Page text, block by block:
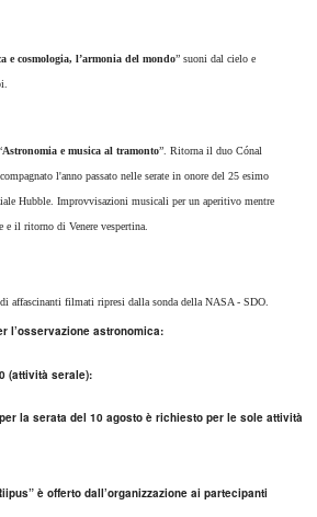
e cosmologia, l’armonia del mondo” suoni dal cielo e
Astronomia e musica al tramonto”. Ritorna il duo Cónal
l'anno passato nelle serate in onore del 25 esimo
Hubble. Improvvisazioni musicali per un aperitivo mentre
e il ritorno di Venere vespertina.
affascinanti filmati ripresi dalla sonda della NASA - SDO.
l’osservazione astronomica:
(attività serale):
la serata del 10 agosto è richiesto per le sole attività
è offerto dall’organizzazione ai partecipanti